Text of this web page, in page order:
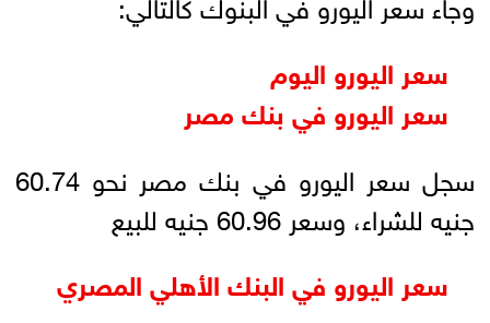
سعر اليورو اليوم
سعر اليورو في بنك مصر
سجل سعر اليورو في بنك مصر نحو 60.74
جنيه للشراء، وسعر 60.96 جنيه للبيع
سعر اليورو في البنك الأهلي المصري